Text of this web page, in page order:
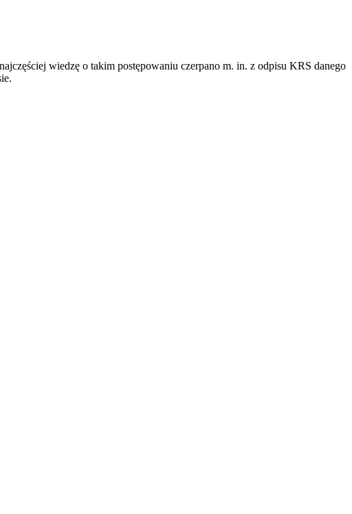
wiedzę o takim postępowaniu czerpano m. in. z odpisu KRS danego